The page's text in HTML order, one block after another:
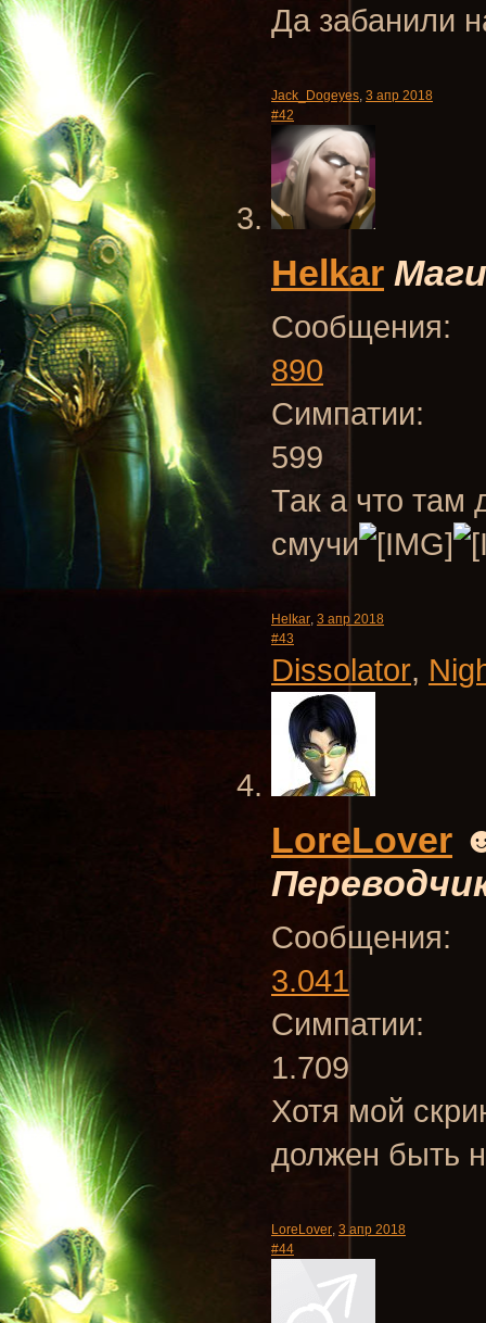
Да забанили
Jack_Dogeyes, 3 апр 2018
#42
Helkar
Сообщения:
890
Симпатии:
599
Так а что там
смучи
Helkar, 3 апр 2018
#43
Dissolator,
LoreLover
Сообщения:
3.041
Симпатии:
1.709
Хотя мой
должен быть
LoreLover, 3 апр 2018
#44